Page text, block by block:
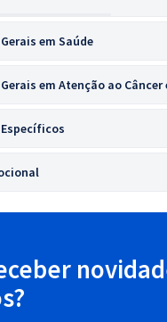
em Saúde
em Atenção ao